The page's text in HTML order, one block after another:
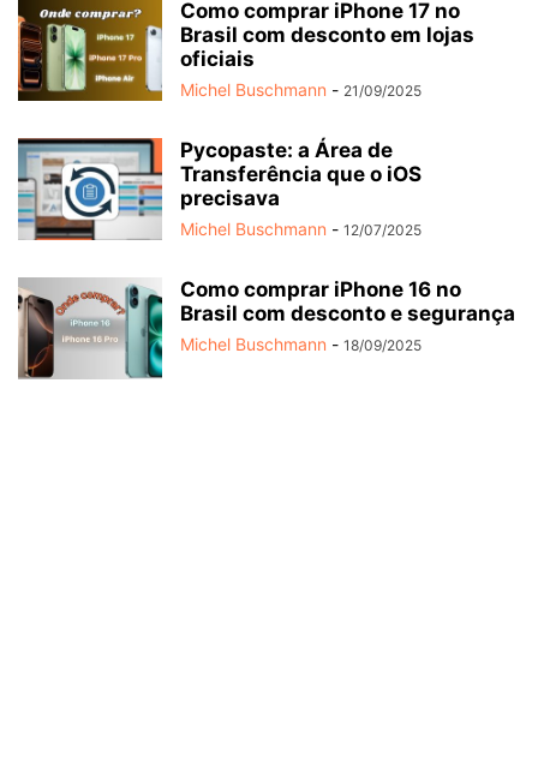
Como comprar iPhone 17 no
Brasil com desconto em lojas
oficiais
Michel Buschmann - 21/09/2025
Pycopaste: a Área de
Transferência que o iOS
precisava
Michel Buschmann - 12/07/2025
Como comprar iPhone 16 no
Brasil com desconto e segurança
Michel Buschmann - 18/09/2025